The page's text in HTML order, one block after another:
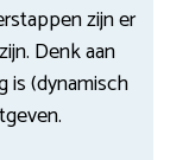
zijn er
Denk aan
is (dynamisch